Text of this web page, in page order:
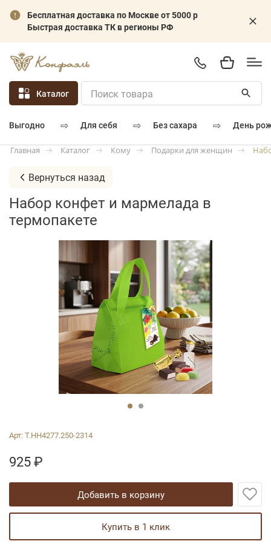
Бесплатная доставка по Москве от 5000 р
Быстрая доставка ТК в регионы РФ
Каталог
выгодно ⇨ для себя ⇨ без сахара ⇨ день
Главная Каталог Кому Подарки для женщин
Вернуться назад
Набор конфет и мармелада в
термопакете
Арт:Т.НН4277.250-2314
925₽
добавить в корзину
купить в 1 клик